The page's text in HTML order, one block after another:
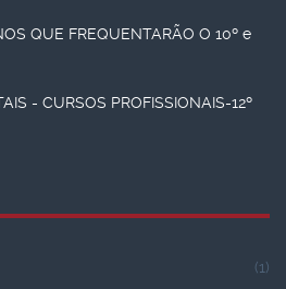
QUE FREQUENTARÃO O 10º e
- CURSOS PROFISSIONAIS-12º
(1)